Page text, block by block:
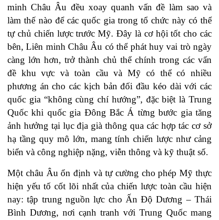
minh Châu Âu đều xoay quanh vấn đề làm sao và
làm thế nào để các quốc gia trong tổ chức này có thể
tự chủ chiến lược trước Mỹ. Đây là cơ hội tốt cho các
bên, Liên minh Châu Âu có thể phát huy vai trò ngày
càng lớn hơn, trở thành chủ thể chính trong các vấn
đề khu vực và toàn cầu và Mỹ có thể có nhiều
phương án cho các kịch bản đối đầu kéo dài với các
quốc gia “không cùng chí hướng”, đặc biệt là Trung
Quốc khi quốc gia Đông Bắc Á từng bước gia tăng
ảnh hưởng tại lục địa già thông qua các hợp tác cơ sở
hạ tầng quy mô lớn, mang tính chiến lược như cảng
biển và công nghiệp nặng, viễn thông và kỹ thuật số.
Một châu Âu ổn định và tự cường cho phép Mỹ thực
hiện yếu tố cốt lõi nhất của chiến lược toàn cầu hiện
nay: tập trung nguồn lực cho Ấn Độ Dương – Thái
Bình Dương, nơi cạnh tranh với Trung Quốc mang